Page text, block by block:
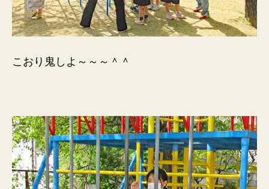
こおり鬼しよ～～～＾＾